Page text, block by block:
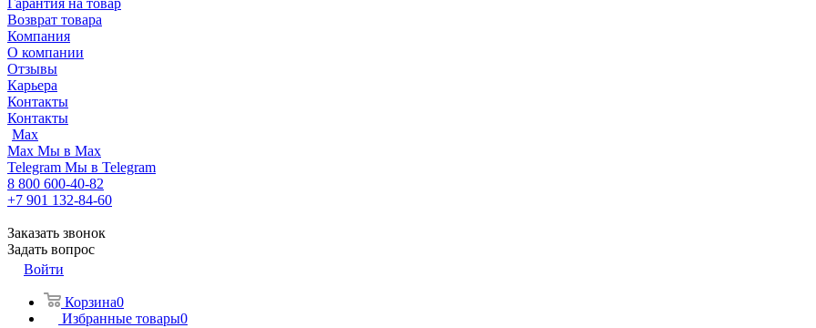
Гарантия на товар
Возврат товара
Компания
О компании
Отзывы
Карьера
Контакты
Контакты
Max
Max Мы в Max
Telegram Мы в Telegram
8 800 600-40-82
+7 901 132-84-60
Заказать звонок
Задать вопрос
Войти
Корзина0
Избранные товары0